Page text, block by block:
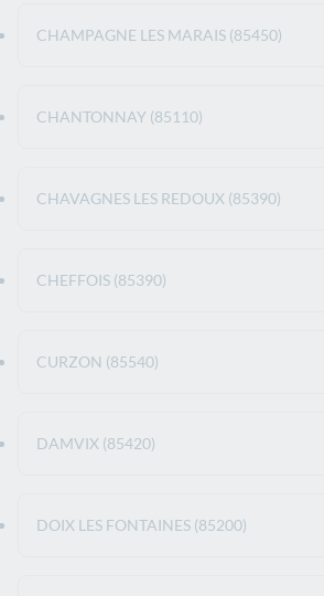
CHAMPAGNE LES MARAIS (85450)
CHANTONNAY (85110)
CHAVAGNES LES REDOUX (85390)
CHEFFOIS (85390)
CURZON (85540)
DAMVIX (85420)
DOIX LES FONTAINES (85200)